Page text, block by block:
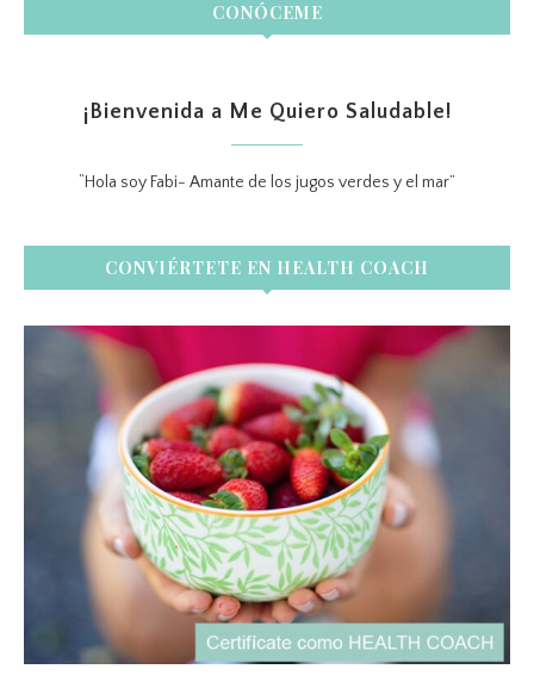
CONÓCEME
¡Bienvenida a Me Quiero Saludable!
“Hola soy Fabi- Amante de los jugos verdes y el mar”
CONVIÉRTETE EN HEALTH COACH